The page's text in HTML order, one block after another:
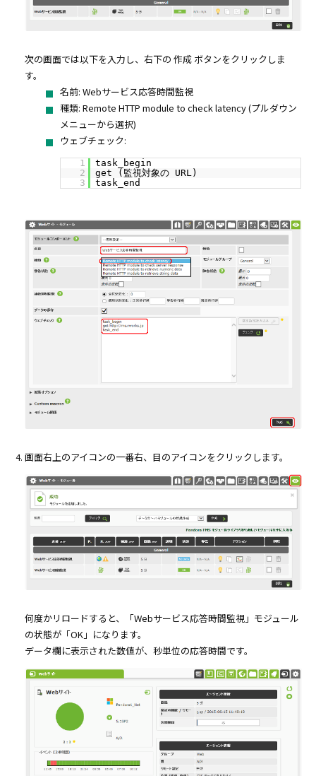
次の画面では以下を入力し、右下の 作成 ボタンをクリックしま
す。
名前: Webサービス応答時間監視
種類: Remote HTTP module to check latency (プルダウン
メニューから選択)
ウェブチェック:
1
task_begin
2
get (監視対象の URL)
3
task_end
画面右上のアイコンの一番右、目のアイコンをクリックします。
何度かリロードすると、「Webサービス応答時間監視」モジュール
の状態が「OK」になります。
データ欄に表示された数値が、秒単位の応答時間です。